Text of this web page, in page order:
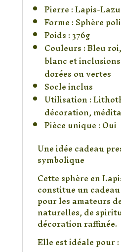
Pierre : Lapis-
Forme : Sphère
Poids : 376g
Couleurs : Bleu
blanc et
dorées ou vertes
Socle inclus
Utilisation :
décoration,
Pièce unique : Oui
Une idée cadeau
symbolique
Cette sphère en
constitue un
pour les amateurs
naturelles, de
décoration raffinée.
Elle est idéale pour :